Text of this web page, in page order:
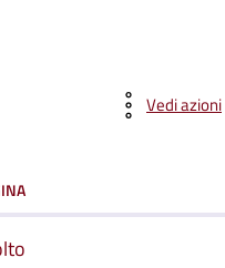
Vedi azioni